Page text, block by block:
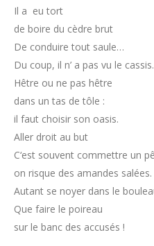
Il a eu tort
de boire du cèdre brut
De conduire tout saule…
Du coup, il n’ a pas vu le cassis.
Hêtre ou ne pas hêtre
dans un tas de tôle :
il faut choisir son oasis.
Aller droit au but
C‘est souvent commettre un
on risque des amandes salées.
Autant se noyer dans le
Que faire le poireau
sur le banc des accusés !